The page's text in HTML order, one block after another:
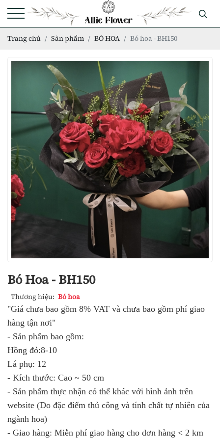
Trang chủ Sản phẩm BÓ HOA Bó hoa - BH150
Bó Hoa - BH150
Thương hiệu: Bó hoa
"Giá chưa bao gồm 8% VAT và chưa bao gồm phí giao
hàng tận nơi"
- Sản phẩm bao gồm:
Hồng đỏ:8-10
Lá phụ: 12
- Kích thước: Cao ~ 50 cm
- Sản phẩm thực nhận có thể khác với hình ảnh trên
website (Do đặc điểm thủ công và tính chất tự nhiên của
ngành hoa)
- Giao hàng: Miễn phí giao hàng cho đơn hàng < 2 km